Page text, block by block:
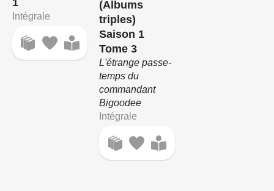
Intégrale
(Albums
triples)
Saison 1
Tome 3
L'étrange passe-
temps du
commandant
Bigoodee
Intégrale